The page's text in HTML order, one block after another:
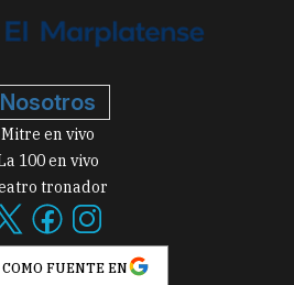
Nosotros
Mitre en vivo
100 en vivo
tronador
FUENTE EN